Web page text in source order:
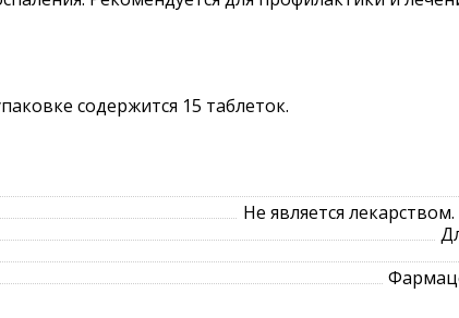
содержится 15 таблеток.
Не является